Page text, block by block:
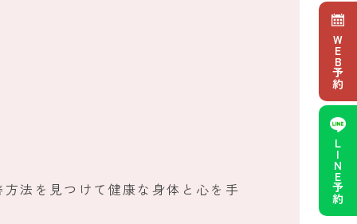
WEB予約
LINE予約
法を見つけて健康な身体と心を手